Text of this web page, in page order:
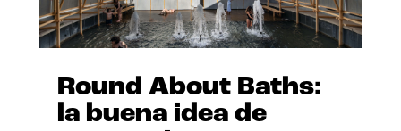
Round About Baths:
la buena idea de